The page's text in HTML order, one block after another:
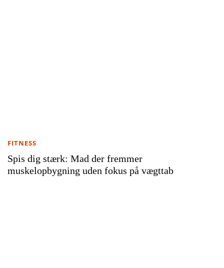
Spis dig stærk: Mad der fremmer
muskelopbygning uden fokus på vægttab
FITNESS